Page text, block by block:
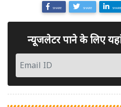
SHARE SHARE SHARE
न्यूजलेटर पाने के लिए